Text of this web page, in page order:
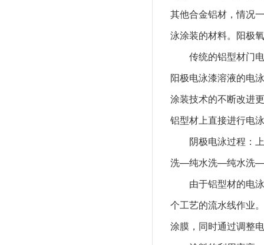
其他合金铝材，情况
泳涂装的材料。阳极
传统的铝型材门
阳极电泳漆溶液的电
涂装技术的不断改进
铝型材上直接进行电
阴极电泳过程
洗—纯水洗—纯水洗
由于铝型材的电
个工艺的流水线作业
涂膜，同时通过调整